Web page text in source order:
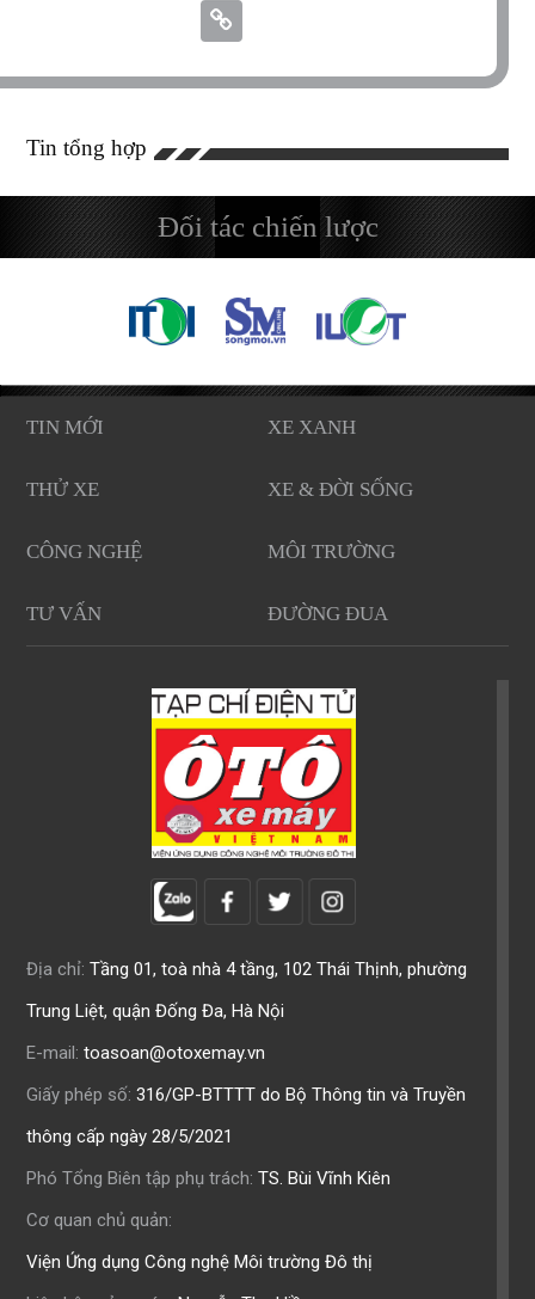
Tin tổng hợp
Đối tác chiến lược
TIN MỚI XE XANH
THỬ XE XE & ĐỜI SỐNG
CÔNG NGHỆ MÔI TRƯỜNG
TƯ VẤN ĐƯỜNG ĐUA
Địa chỉ: Tầng 01, toà nhà 4 tầng, 102 Thái Thịnh, phường
Trung Liệt, quận Đống Đa, Hà Nội
E-mail: toasoan@otoxemay.vn
Giấy phép số: 316/GP-BTTTT do Bộ Thông tin và Truyền
thông cấp ngày 28/5/2021
Phó Tổng Biên tập phụ trách: TS. Bùi Vĩnh Kiên
Cơ quan chủ quản:
Viện Ứng dụng Công nghệ Môi trường Đô thị